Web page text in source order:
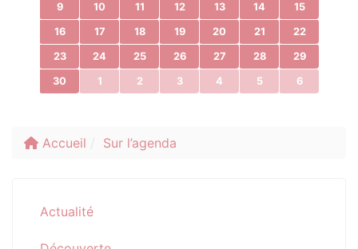
9 10 11 12 13 14 15
16 17 18 19 20 21 22
23 24 25 26 27 28 29
30 1 2 3 4 5 6
Accueil Sur l’agenda
Actualité